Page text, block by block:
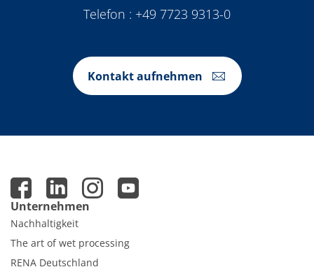
Telefon : +49 7723 9313-0
Kontakt aufnehmen
Unternehmen
Nachhaltigkeit
The art of wet processing
RENA Deutschland